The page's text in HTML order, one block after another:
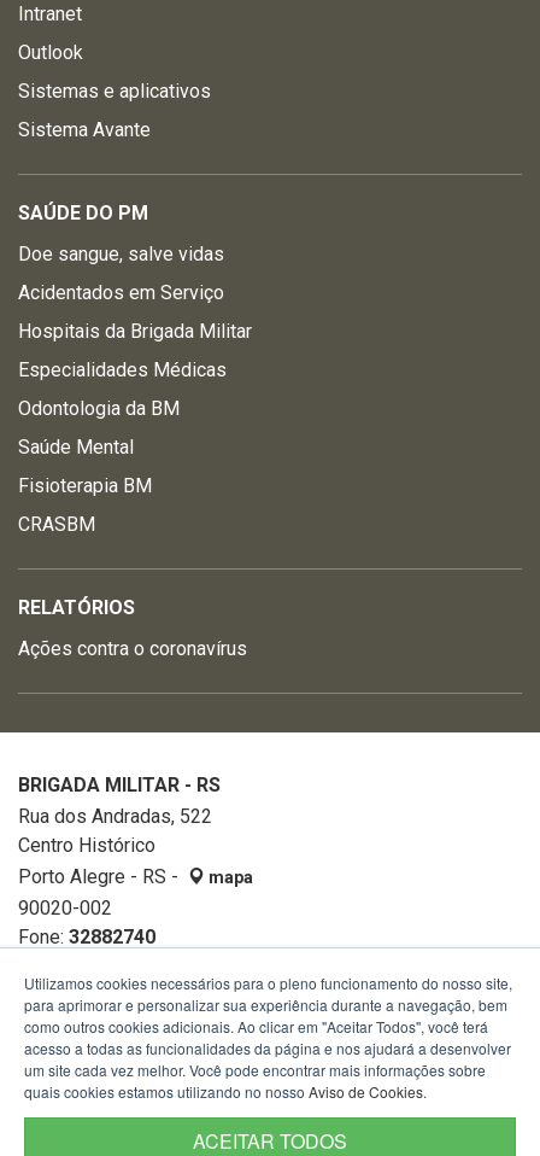
Intranet
Outlook
Sistemas e aplicativos
Sistema Avante
SAÚDE DO PM
Doe sangue, salve vidas
Acidentados em Serviço
Hospitais da Brigada Militar
Especialidades Médicas
Odontologia da BM
Saúde Mental
Fisioterapia BM
CRASBM
RELATÓRIOS
Ações contra o coronavírus
BRIGADA MILITAR - RS
Rua dos Andradas, 522
Centro Histórico
Porto Alegre - RS -
mapa
90020-002
Fone: 32882740
Utilizamos cookies necessários para o pleno funcionamento do nosso site,
para aprimorar e personalizar sua experiência durante a navegação, bem
como outros cookies adicionais. Ao clicar em "Aceitar Todos", você terá
acesso a todas as funcionalidades da página e nos ajudará a desenvolver
um site cada vez melhor. Você pode encontrar mais informações sobre
quais cookies estamos utilizando no nosso Aviso de Cookies.
ACEITAR TODOS